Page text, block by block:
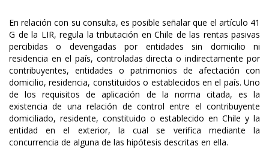
En relación con su consulta, es posible señalar que el artículo 41
G de la LIR, regula la tributación en Chile de las rentas pasivas
percibidas o devengadas por entidades sin domicilio ni
residencia en el país, controladas directa o indirectamente por
contribuyentes, entidades o patrimonios de afectación con
domicilio, residencia, constituidos o establecidos en el país. Uno
de los requisitos de aplicación de la norma citada, es la
existencia de una relación de control entre el contribuyente
domiciliado, residente, constituido o establecido en Chile y la
entidad en el exterior, la cual se verifica mediante la
concurrencia de alguna de las hipótesis descritas en ella.